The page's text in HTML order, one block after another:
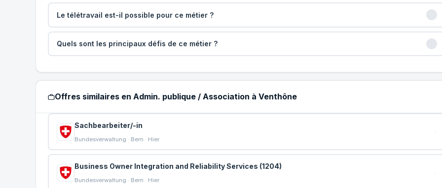
Le télétravail est-il possible pour ce métier ?
Quels sont les principaux défis de ce métier ?
Offres similaires en Admin. publique / Association à Venthône
Sachbearbeiter/-in
Bundesverwaltung · Bern · Hier
Business Owner Integration and Reliability Services (1204)
Bundesverwaltung · Bern · Hier